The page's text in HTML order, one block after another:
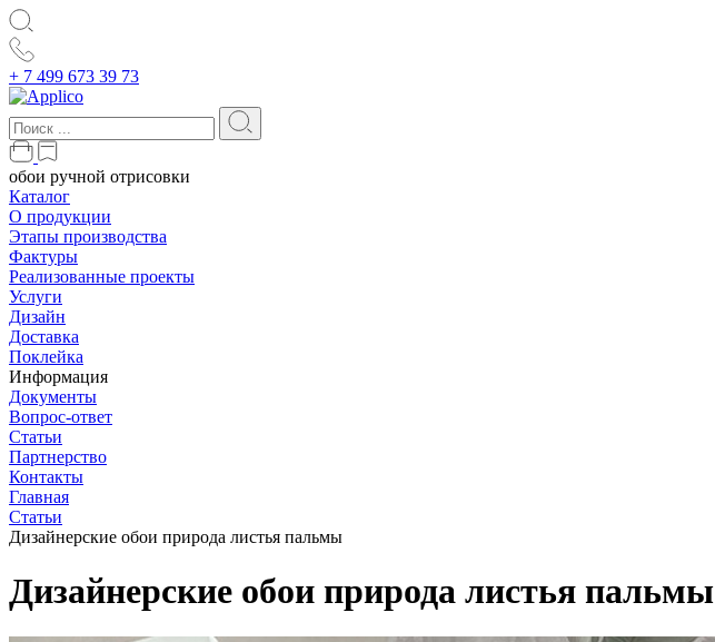
+ 7 499 673 39 73
обои ручной отрисовки
Каталог
О продукции
Этапы производства
Фактуры
Реализованные проекты
Услуги
Дизайн
Доставка
Поклейка
Информация
Документы
Вопрос-ответ
Статьи
Партнерство
Контакты
Главная
Статьи
Дизайнерские обои природа листья пальмы
Дизайнерские обои природа листья пальмы